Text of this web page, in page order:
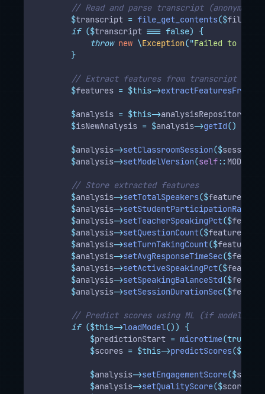
// Read and parse transcript (anonymized)
$transcript = file_get_contents($filePath
if ($transcript === false)
{
throw new \Exception("Failed to
}
// Extract features from transcript
$features = $this->
$analysis = $this->analysisRepository
$isNewAnalysis = $analysis->getId()
$analysis->setClassroomSession($session
$analysis->setModelVersion(self ::
// Store extracted features
$analysis->setTotalSpeakers($features
$analysis->setStudentParticipationRate
$analysis->setTeacherSpeakingPct($
$analysis->setQuestionCount($features
$analysis->setTurnTakingCount($features
$analysis->setAvgResponseTimeSec($
$analysis->setActiveSpeakingPct($features
$analysis->setSpeakingBalanceStd($
$analysis->setSessionDurationSec($
// Predict scores using ML (if model is
if ($this->loadModel())
{
$predictionStart = microtime(true);
$scores = $this->predictScores($
$analysis->setEngagementScore($scores
$analysis->setQualityScore($scores